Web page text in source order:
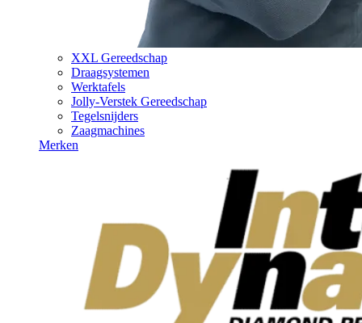
XXL Gereedschap
Draagsystemen
Werktafels
Jolly-Verstek Gereedschap
Tegelsnijders
Zaagmachines
Merken